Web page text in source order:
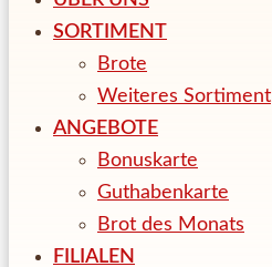
SORTIMENT
Brote
Weiteres Sortiment
ANGEBOTE
Bonuskarte
Guthabenkarte
Brot des Monats
FILIALEN